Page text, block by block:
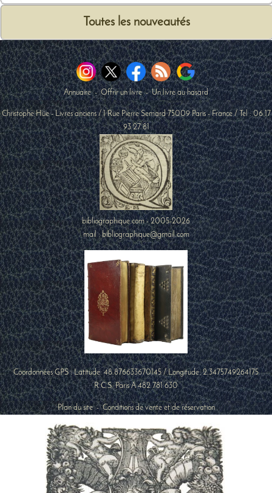
Toutes les nouveautés
Annuaire-Offrir un livre-Un livre au hasard
Christophe Hüe - Livres anciens /1 Rue Pierre Semard 75009 Paris-France / Tel :06 17
93 27 81
bibliographique.com - 2005-2026
mail : bibliographique@gmail.com
Coordonnées GPS : Latitude:48.876633670145/ Longitude:2.3475749264175
R.C.S. Paris A 482 781 630
Plan du site-Conditions de vente et de réservation